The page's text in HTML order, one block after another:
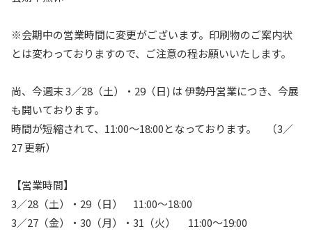
※会期中の営業時間に変更がございます。印刷物のご案内状
とは変わっておりますので、ご注意の程お願いいたします。
尚、今週末 3／28（土）・29（日) は 伊勢丹営業につき、今展
も開いております。
時間が短縮されて、11:00〜18:00となっております。 （3／
27 更新）
【営業時間】
3／28（土）・29（日） 11:00～18:00
3／27（金）・30（月）・31（火） 11:00～19:00